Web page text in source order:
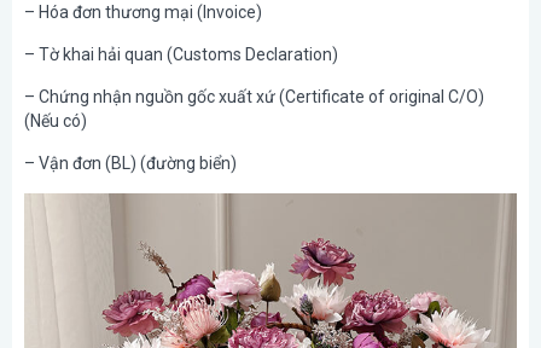
– Hóa đơn thương mại (Invoice)
– Tờ khai hải quan (Customs Declaration)
– Chứng nhận nguồn gốc xuất xứ (Certificate of original C/O)
(Nếu có)
– Vận đơn (BL) (đường biển)